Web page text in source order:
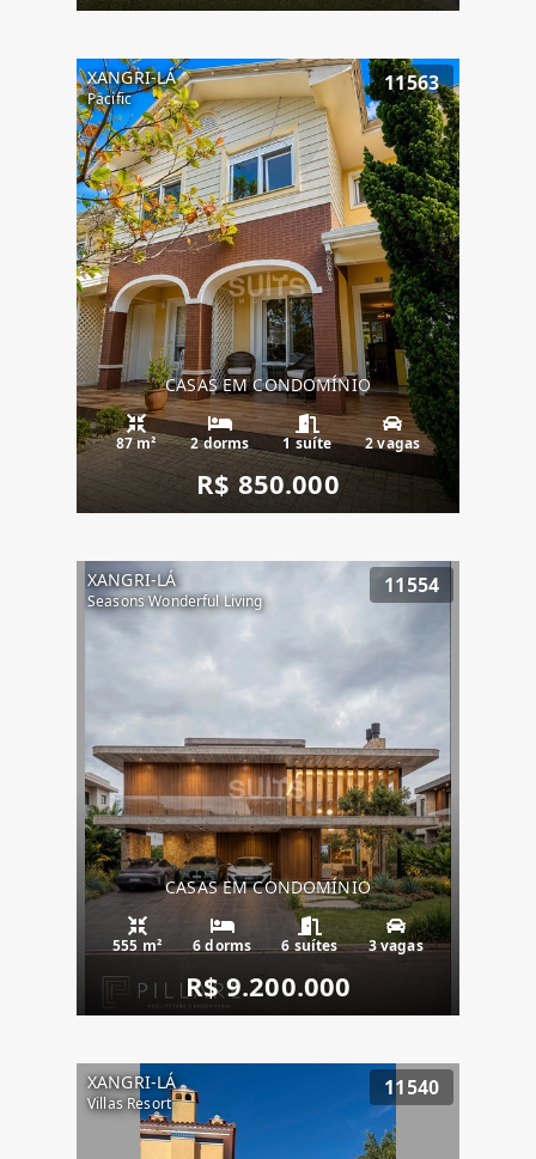
XANGRI-LÁ
Pacific
11563
CASAS EM CONDOMÍNIO
87 m² 2 dorms 1 suíte 2 vagas
R$ 850.000
XANGRI-LÁ
Seasons Wonderful Living
11554
CASAS EM CONDOMÍNIO
555 m² 6 dorms 6 suítes 3 vagas
R$ 9.200.000
XANGRI-LÁ
Villas Resort
11540